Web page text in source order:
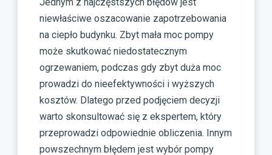
niewłaściwe oszacowanie zapotrzebowania
na ciepło budynku. Zbyt mała moc pompy
może skutkować niedostatecznym
ogrzewaniem, podczas gdy zbyt duża moc
prowadzi do nieefektywności i wyższych
kosztów. Dlatego przed podjęciem decyzji
warto skonsultować się z ekspertem, który
przeprowadzi odpowiednie obliczenia. Innym
powszechnym błędem jest wybór pompy